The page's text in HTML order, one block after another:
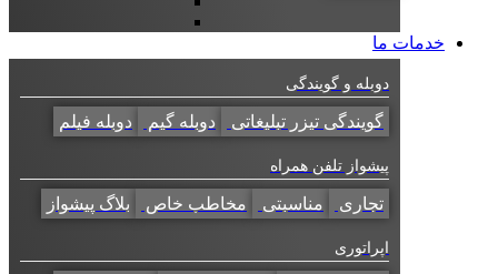
خدمات ما
دوبله و گویندگی
گویندگی تیزر تبلیغاتی دوبله گیم دوبله فیلم
پیشواز تلفن همراه
تجاری مناسبتی مخاطب خاص بلاگ پیشواز
اپراتوری